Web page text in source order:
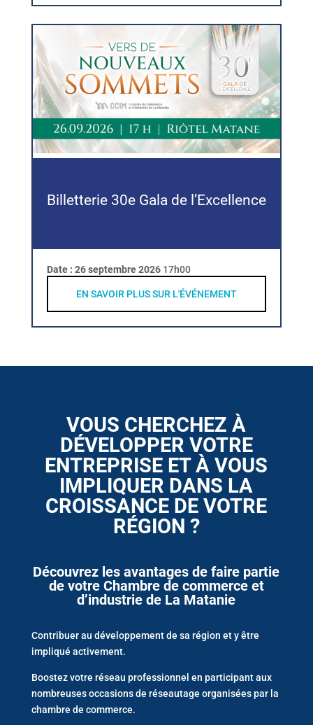
Billetterie 30e Gala de l’Excellence
Date : 26 septembre 202617h00
EN SAVOIR PLUS SUR L'ÉVÉNEMENT
VOUS CHERCHEZ À
DÉVELOPPER VOTRE
ENTREPRISE ET À VOUS
IMPLIQUER DANS LA
CROISSANCE DE VOTRE
RÉGION ?
Découvrez les avantages de faire partie
de votre Chambre de commerce et
d’industrie de La Matanie
Contribuer au développement de sa région et y être
impliqué activement.
Boostez votre réseau professionnel en participant aux
nombreuses occasions de réseautage organisées par la
chambre de commerce.